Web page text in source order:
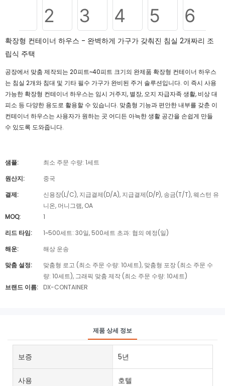
확장형 컨테이너 하우스 - 완벽하게 가구가 갖춰진 침실 2개짜리 조
립식 주택
공장에서 맞춤 제작되는 20피트~40피트 크기의 완제품 확장형 컨테이너 하우스
는 침실 2개와 침대 및 기타 필수 가구가 완비된 주거 솔루션입니다. 이 즉시 사용
가능한 확장형 컨테이너 하우스는 임시 거주지, 별장, 오지 자급자족 생활, 비상 대
피소 등 다양한 용도로 활용할 수 있습니다. 맞춤형 기능과 편안한 내부를 갖춘 이
컨테이너 하우스는 사용자가 원하는 곳 어디든 아늑한 생활 공간을 손쉽게 만들
수 있도록 도와줍니다.
샘플:
최소 주문 수량: 1세트
원산지:
중국
결제:
신용장(L/C), 지급결제(D/A), 지급결제(D/P), 송금(T/T), 웨스턴 유
니온, 머니그램, OA
MOQ:
1
리드 타임:
1~500세트: 30일, 500세트 초과: 협의 예정(일)
해운:
해상 운송
맞춤 설정:
맞춤형 로고 (최소 주문 수량: 10세트), 맞춤형 포장 (최소 주문 수
량: 10세트), 그래픽 맞춤 제작 (최소 주문 수량: 10세트)
브랜드 이름:
DX-CONTAINER
제품 상세 정보
보증 5년
사용 호텔